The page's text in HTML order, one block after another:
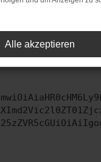
unterstützt
Du kannst uns
Alle akzeptieren